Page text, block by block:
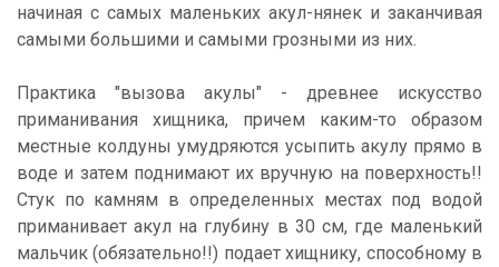
начиная с самых маленьких акул-нянек и заканчивая
самыми большими и самыми грозными из них.
Практика "вызова акулы" - древнее искусство
приманивания хищника, причем каким-то образом
местные колдуны умудряются усыпить акулу прямо в
воде и затем поднимают их вручную на поверхность!!
Стук по камням в определенных местах под водой
приманивает акул на глубину в 30 cм, где маленький
мальчик (обязательно!!) подает хищнику, способному в